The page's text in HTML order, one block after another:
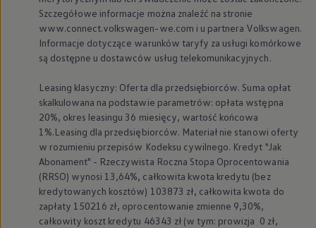
Szczegółowe informacje można znaleźć na stronie
www.connect.volkswagen-we.com i u partnera Volkswagen.
Informacje dotyczące warunków taryfy za usługi komórkowe
są dostępne u dostawców usług telekomunikacyjnych.
Leasing klasyczny: Oferta dla przedsiębiorców. Suma opłat
skalkulowana na podstawie parametrów: opłata wstępna
20%, okres leasingu 36 miesięcy, wartość końcowa
1%.Leasing dla przedsiębiorców. Materiał nie stanowi oferty
w rozumieniu przepisów Kodeksu cywilnego. Kredyt "Jak
Abonament" - Rzeczywista Roczna Stopa Oprocentowania
(RRSO) wynosi 13,64%, całkowita kwota kredytu (bez
kredytowanych kosztów) 103873 zł, całkowita kwota do
zapłaty 150216 zł, oprocentowanie zmienne 9,30%,
całkowity koszt kredytu 46343 zł (w tym: prowizja 0 zł,